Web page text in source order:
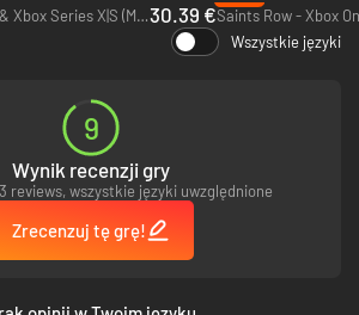
Gears 5 - PC, Xbox One & Xbox Series X|S (Microsoft Store)30.39 €Saints Row - Xbox
Wszystkie języki
9
Wynik recenzji gry
reviews, wszystkie języki uwzględnione
Zrecenzuj tę grę!